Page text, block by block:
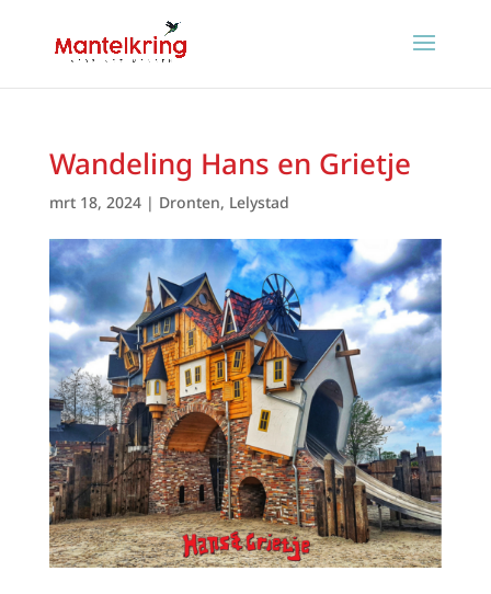
Wandeling Hans en Grietje
mrt 18, 2024| Dronten, Lelystad